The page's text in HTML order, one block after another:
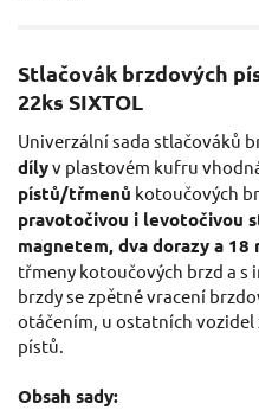
Stlačovák brzdových
22ks SIXTOL
Univerzální sada stlačováků
dílyv plastovém kufru
pístů/třmenů kotoučových
pravotočivou i levotočivou
magnetem, dva dorazy a
třmeny kotoučových brzd a
brzdy se zpětné vracení
otáčením, u ostatních
pístů.
Obsah sady: